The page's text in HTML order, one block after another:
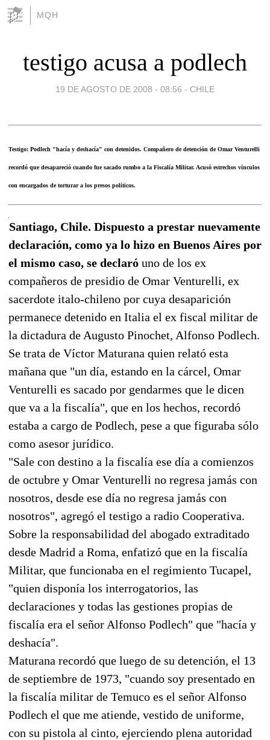
MQH
testigo acusa a podlech
19 DE AGOSTO DE 2008 - 08:56 - CHILE
Testigo: Podlech "hacía y deshacía" con detenidos. Compañero de detención de Omar Venturelli
recordó que desapareció cuando fue sacado rumbo a la Fiscalía Militar. Acusó estrechos vínculos
con encargados de torturar a los presos políticos.
Santiago, Chile. Dispuesto a prestar nuevamente
declaración, como ya lo hizo en Buenos Aires por
el mismo caso, se declaró uno de los ex
compañeros de presidio de Omar Venturelli, ex
sacerdote italo-chileno por cuya desaparición
permanece detenido en Italia el ex fiscal militar de
la dictadura de Augusto Pinochet, Alfonso Podlech.
Se trata de Víctor Maturana quien relató esta
mañana que "un día, estando en la cárcel, Omar
Venturelli es sacado por gendarmes que le dicen
que va a la fiscalía", que en los hechos, recordó
estaba a cargo de Podlech, pese a que figuraba sólo
como asesor jurídico.
"Sale con destino a la fiscalía ese día a comienzos
de octubre y Omar Venturelli no regresa jamás con
nosotros, desde ese día no regresa jamás con
nosotros", agregó el testigo a radio Cooperativa.
Sobre la responsabilidad del abogado extraditado
desde Madrid a Roma, enfatizó que en la fiscalía
Militar, que funcionaba en el regimiento Tucapel,
"quien disponía los interrogatorios, las
declaraciones y todas las gestiones propias de
fiscalía era el señor Alfonso Podlech" que "hacía y
deshacía".
Maturana recordó que luego de su detención, el 13
de septiembre de 1973, "cuando soy presentado en
la fiscalía militar de Temuco es el señor Alfonso
Podlech el que me atiende, vestido de uniforme,
con su pistola al cinto, ejerciendo plena autoridad